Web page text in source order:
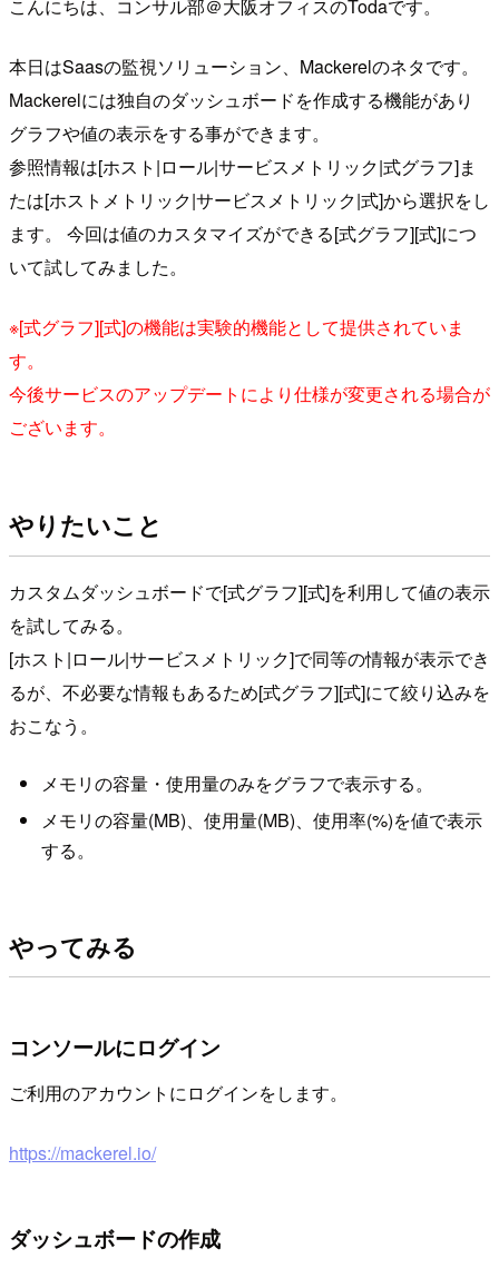
こんにちは、コンサル部＠大阪オフィスのTodaです。
本日はSaasの監視ソリューション、Mackerelのネタです。
Mackerelには独自のダッシュボードを作成する機能があり
グラフや値の表示をする事ができます。
参照情報は[ホスト|ロール|サービスメトリック|式グラフ]ま
たは[ホストメトリック|サービスメトリック|式]から選択をし
ます。 今回は値のカスタマイズができる[式グラフ][式]につ
いて試してみました。
※[式グラフ][式]の機能は実験的機能として提供されていま
す。
今後サービスのアップデートにより仕様が変更される場合が
ございます。
やりたいこと
カスタムダッシュボードで[式グラフ][式]を利用して値の表示
を試してみる。
[ホスト|ロール|サービスメトリック]で同等の情報が表示でき
るが、不必要な情報もあるため[式グラフ][式]にて絞り込みを
おこなう。
メモリの容量・使用量のみをグラフで表示する。
メモリの容量(MB)、使用量(MB)、使用率(%)を値で表示
する。
やってみる
コンソールにログイン
ご利用のアカウントにログインをします。
https://mackerel.io/
ダッシュボードの作成